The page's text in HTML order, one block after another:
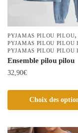
la
page
PYJAMAS PILOU PILOU,
PYJAMAS PILOU PILOU
PYJAMAS PILOU PILOU
Ensemble pilou pilou
32,90€
Choix des
Ce
plusieurs